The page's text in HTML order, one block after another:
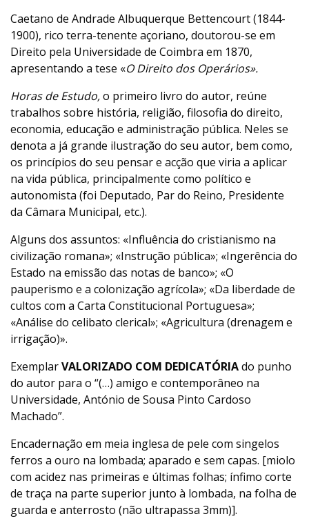
Caetano de Andrade Albuquerque Bettencourt (1844-
1900), rico terra-tenente açoriano, doutorou-se em
Direito pela Universidade de Coimbra em 1870,
apresentando a tese «O Direito dos Operários».
Horas de Estudo,o primeiro livro do autor, reúne
trabalhos sobre história, religião, filosofia do direito,
economia, educação e administração pública. Neles se
denota a já grande ilustração do seu autor, bem como,
os princípios do seu pensar e acção que viria a aplicar
na vida pública, principalmente como político e
autonomista (foi Deputado, Par do Reino, Presidente
da Câmara Municipal, etc.).
Alguns dos assuntos: «Influência do cristianismo na
civilização romana»; «Instrução pública»; «Ingerência do
Estado na emissão das notas de banco»; «O
pauperismo e a colonização agrícola»; «Da liberdade de
cultos com a Carta Constitucional Portuguesa»;
«Análise do celibato clerical»; «Agricultura (drenagem e
irrigação)».
ExemplarVALORIZADO COM DEDICATÓRIAdo punho
do autor para o “(…) amigo e contemporâneo na
Universidade, António de Sousa Pinto Cardoso
Machado”.
Encadernação em meia inglesa de pele com singelos
ferros a ouro na lombada; aparado e sem capas. [miolo
com acidez nas primeiras e últimas folhas; ínfimo corte
de traça na parte superior junto à lombada, na folha de
guarda e anterrosto (não ultrapassa 3mm)].